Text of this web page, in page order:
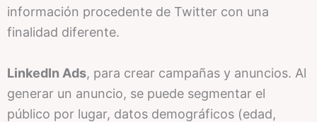
información procedente de Twitter con una
finalidad diferente.
LinkedIn Ads, para crear campañas y anuncios. Al
generar un anuncio, se puede segmentar el
público por lugar, datos demográficos (edad,